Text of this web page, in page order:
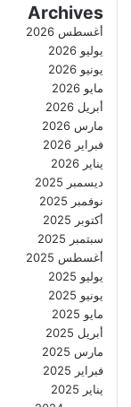
Archives
أغسطس 2026
يوليو 2026
يونيو 2026
مايو 2026
أبريل 2026
مارس 2026
فبراير 2026
يناير 2026
ديسمبر 2025
نوفمبر 2025
أكتوبر 2025
سبتمبر 2025
أغسطس 2025
يوليو 2025
يونيو 2025
مايو 2025
أبريل 2025
مارس 2025
فبراير 2025
يناير 2025